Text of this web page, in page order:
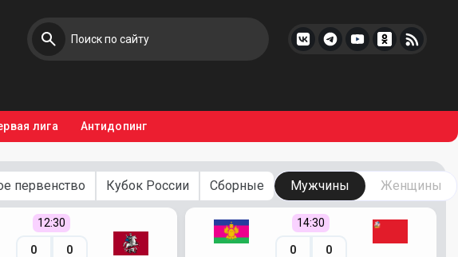
лига Антидопинг
первенство Кубок России Сборные Мужчины Женщины
12:30
0 0
14:30
0 0